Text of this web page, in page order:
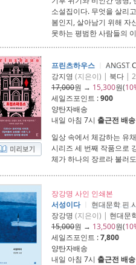
소설집이다. 무엇을 살리
봄인지, 살아남기 위해 자
못하는 평범한 사람들의
프린츠하우스 ANGST
강지영 (지은이) | 북다 |
17,000원 → 15,300원(
세일즈포인트 :900
양탄자배송
내일 아침 7시 출근전 배송
일상 속에서 체감하는 유
시리즈 세 번째 작품으로
체가 하나의 장르라 불러
장강명 사인 인쇄본
서성이다
현대문학 핀
장강명 (지은이) | 현대문
15,000원 → 13,500원(
세일즈포인트 :7,800
양탄자배송
내일 아침 7시 출근전 배송